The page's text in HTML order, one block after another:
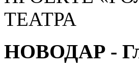
ТЕАТРА
НОВОДАР -